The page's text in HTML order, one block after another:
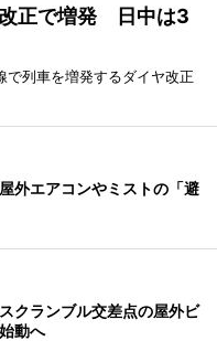
正で増発 日中は3
列車を増発するダイヤ改正
外エアコンやミストの「避
クランブル交差点の屋外ビ
動へ